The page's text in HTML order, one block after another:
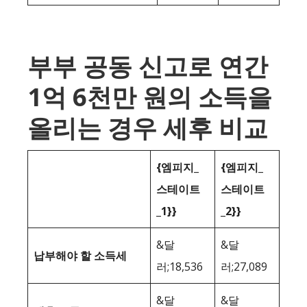
부부 공동 신고로 연간
1억 6천만 원의 소득을
올리는 경우 세후 비교
{엠피지_
스테이트
_1}}
{엠피지_
스테이트
_2}}
납부해야 할 소득세
&달
러;18,536
&달
러;27,089
&달 &달